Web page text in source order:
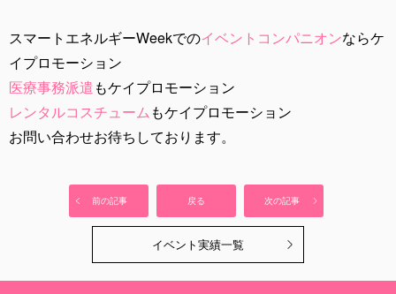
スマートエネルギーWeekでのイベントコンパニオンならケ
イプロモーション
医療事務派遣もケイプロモーション
レンタルコスチュームもケイプロモーション
お問い合わせお待ちしております。
前の記事 戻る 次の記事
イベント実績一覧